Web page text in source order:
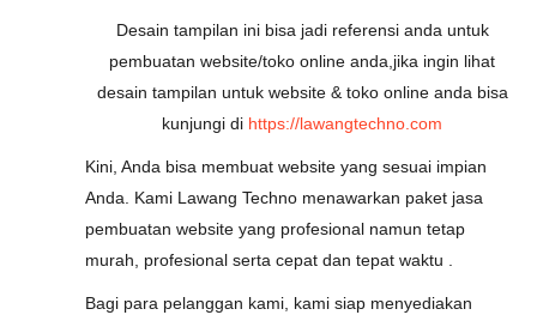
Desain tampilan ini bisa jadi referensi anda untuk
pembuatan website/toko online anda,jika ingin lihat
desain tampilan untuk website & toko online anda bisa
kunjungi di https://lawangtechno.com
Kini, Anda bisa membuat website yang sesuai impian
Anda. Kami Lawang Techno menawarkan paket jasa
pembuatan website yang profesional namun tetap
murah, profesional serta cepat dan tepat waktu .
Bagi para pelanggan kami, kami siap menyediakan